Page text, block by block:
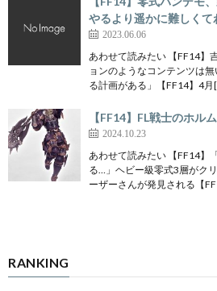
やるより遥かに難しく
2023.06.06
あわせて読みたい 【FF14】
ョンのようなコンテンツは
る計画がある」【FF14】4
【FF14】FL戦士のホル
2024.10.23
あわせて読みたい 【FF14】
る…」ヘビー級零式3層がク
ーザーさんが発見される【
RANKING